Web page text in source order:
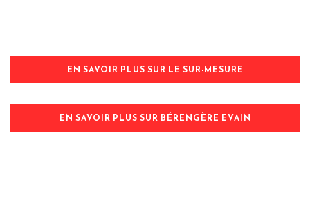
EN SAVOIR PLUS SUR LE SUR-MESURE
EN SAVOIR PLUS SUR BÉRENGÈRE EVAIN